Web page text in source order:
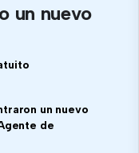
un nuevo
un nuevo
de